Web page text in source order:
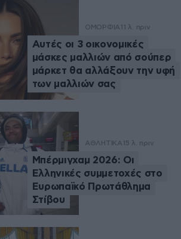
ΟΜΟΡΦΙΑ 11 λ. πριν
Αυτές οι 3 οικονομικές
μάσκες μαλλιών από σούπερ
μάρκετ θα αλλάξουν την υφή
των μαλλιών σας
ΑΘΛΗΤΙΚΑ 15 λ. πριν
Μπέρμιγχαμ 2026: Οι
Ελληνικές συμμετοχές στο
Ευρωπαϊκό Πρωτάθλημα
Στίβου